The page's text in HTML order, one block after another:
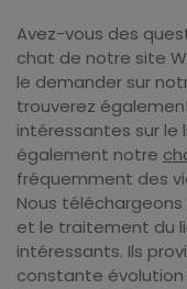
Avez-vous des
chat de notre site
le demander sur
trouverez
intéressantes sur le
également notre
fréquemment des
Nous
et le traitement du
intéressants. Ils
constante évolution